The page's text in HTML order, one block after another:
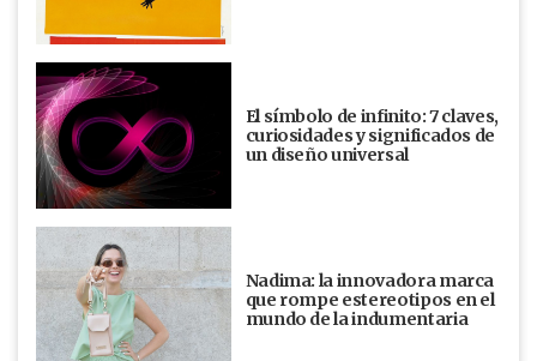
El símbolo de infinito: 7 claves,
curiosidades y significados de
un diseño universal
Nadima: la innovadora marca
que rompe estereotipos en el
mundo de la indumentaria